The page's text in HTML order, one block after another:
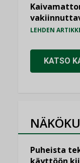
LEHDEN
KATSO
Puheista